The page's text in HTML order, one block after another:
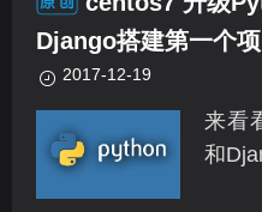
Django搭建第一个项
2017-12-19
来看
和